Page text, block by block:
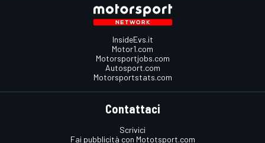
InsideEvs.it
Motor1.com
Motorsportjobs.com
Autosport.com
Motorsportstats.com
Contattaci
Scrivici
Fai pubblicità con Mototsport.com